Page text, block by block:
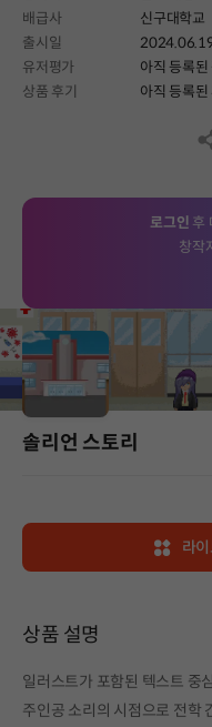
배급사
신구대학교
출시일
유저평가
아직 등록된
상품 후기
아직 등록된
로그인 후
창작
솔리언 스토리
라
상품 설명
일러스트가 포함된 텍스트 중
주인공 소리의 시점으로 전학